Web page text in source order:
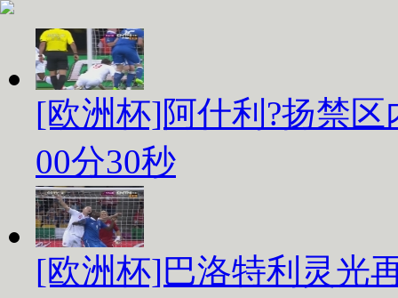
[欧洲杯]阿什利?扬禁
00分30秒
[欧洲杯]巴洛特利灵光